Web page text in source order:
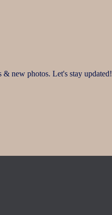
new photos. Let's stay updated!